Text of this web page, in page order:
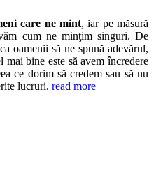
care ne mint, iar pe măsură
cum ne minţim singuri. De
oamenii să ne spună adevărul,
bine este să avem încredere
ce dorim să credem sau să nu
lucruri. read more